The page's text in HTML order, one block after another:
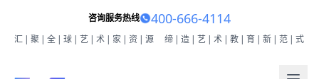
咨询服务热线 400-666-4114
汇|聚|全|球|艺|术|家|资|源 缔|造|艺|术|教|育|新|范|式